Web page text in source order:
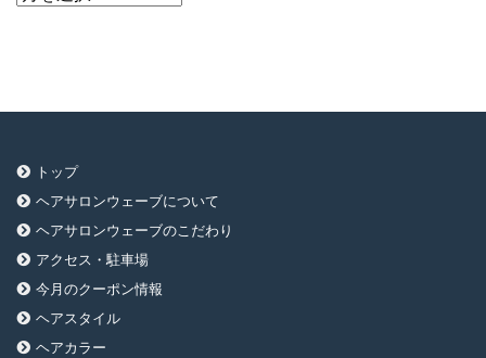
トップ
ヘアサロンウェーブについて
ヘアサロンウェーブのこだわり
アクセス・駐車場
今月のクーポン情報
ヘアスタイル
ヘアカラー